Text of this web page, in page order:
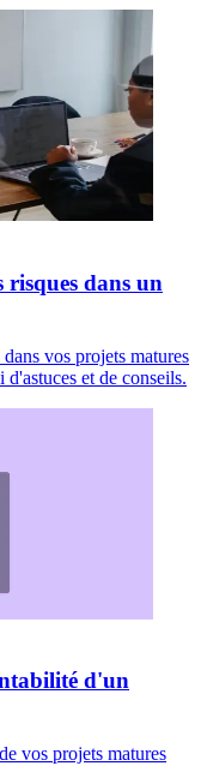
risques dans un
vos projets matures
et de conseils.
d'un
vos projets matures